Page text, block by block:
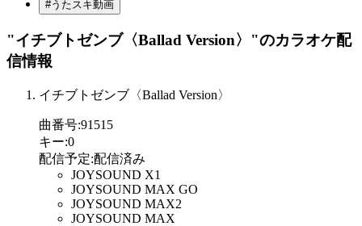
#うたスキ動画
"イチブトゼンブ〈Ballad Version〉"のカラオケ配
信情報
イチブトゼンブ〈Ballad Version〉
曲番号:91515
キー:0
配信予定:配信済み
JOYSOUND X1
JOYSOUND MAX GO
JOYSOUND MAX2
JOYSOUND MAX